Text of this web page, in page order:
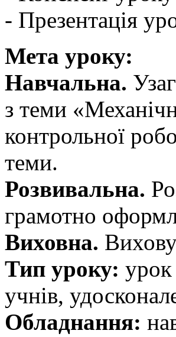
- Презентація
Мета уроку:
Навчальна.
з теми
контрольної
теми.
Розвивальна.
грамотно
Виховна.
Тип уроку: урок
учнів,
Обладнання: